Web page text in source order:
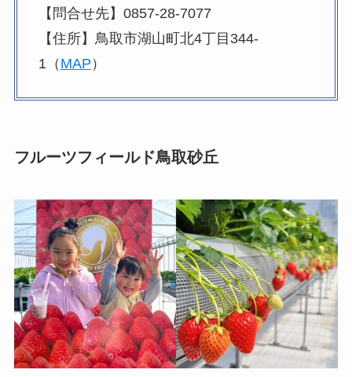
【問合せ先】0857-28-7077
【住所】鳥取市湖山町北4丁目344-
1（ MAP ）
フルーツフィールド鳥取砂丘